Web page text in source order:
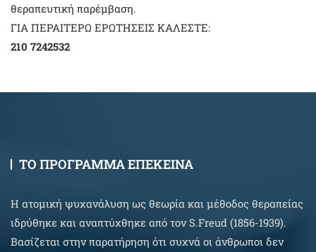
θεραπευτική παρέμβαση.
ΓΙΑ ΠΕΡΑΙΤΕΡΩ ΕΡΩΤΗΣΕΙΣ ΚΑΛΕΣΤΕ:
210 7242532
ΤΟ ΠΡΟΓΡΑΜΜΑ ΕΠΕΚΕΙΝΑ
Η ατομική ψυχανάλυση ως θεωρία και μέθοδος θεραπείας
ιδρύθηκε και αναπτύχθηκε από τον S.Freud (1856-1939).
Βασίζεται στην παρατήρηση ότι συχνά οι άνθρωποι δεν